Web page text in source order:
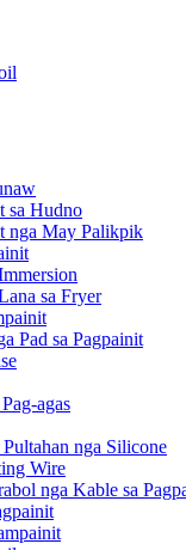
sa Hudno
nga May Palikpik
sa Fryer
Pad sa Pagpainit
agas
nga Silicone
Wire
nga Kable sa